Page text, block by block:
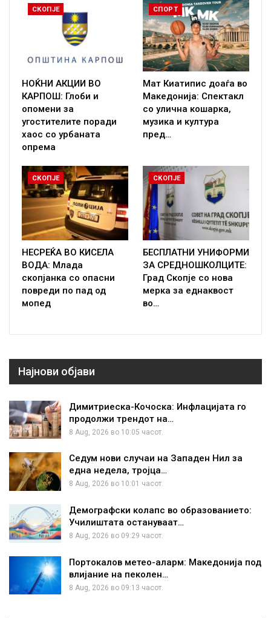
СКОПЈЕ
НОЌНИ АКЦИИ ВО
КАРПОШ: Глоби и
опомени за
угостителите поради
хаос со урбаната
опрема
СПОРТ
Мат Киатипис доаѓа во
Македонија: Спектакл
со улична кошарка,
музика и култура
пред…
СКОПЈЕ
НЕСРЕЌА ВО КИСЕЛА
ВОДА: Млада
скопјанка со опасни
повреди по пад од
мопед
СКОПЈЕ
БЕСПЛАТНИ УНИФОРМИ
ЗА СРЕДНОШКОЛЦИТЕ:
Град Скопје со нова
мерка за еднаквост
во…
Најнови објави
Димитриеска-Кочоска: Инфлацијата го
продолжи трендот на…
8 Aug, 2026 во 10:05 часот.
Седум нови случаи на Западен Нил за
една недела, тројца…
8 Aug, 2026 во 10:01 часот.
Демографски колапс во образованието:
Училиштата остануваат…
8 Aug, 2026 во 09:29 часот.
Портокалов метео-аларм: Македонија под
влијание на пеколен…
8 Aug, 2026 во 09:13 часот.